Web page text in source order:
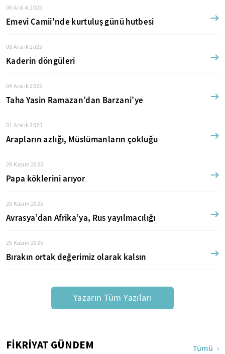
08 Aralık 2025
Emevi Camii'nde kurtuluş günü hutbesi
08 Aralık 2025
Kaderin döngüleri
04 Aralık 2025
Taha Yasin Ramazan’dan Barzani’ye
01 Aralık 2025
Arapların azlığı, Müslümanların çokluğu
29 Kasım 2025
Papa köklerini arıyor
28 Kasım 2025
Avrasya’dan Afrika’ya, Rus yayılmacılığı
25 Kasım 2025
Bırakın ortak değerimiz olarak kalsın
Yazarın Tüm Yazıları
FİKRİYAT GÜNDEM Tümü